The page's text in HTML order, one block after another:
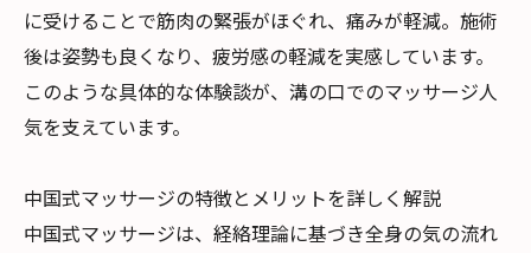
に受けることで筋肉の緊張がほぐれ、痛みが軽減。施術
後は姿勢も良くなり、疲労感の軽減を実感しています。
このような具体的な体験談が、溝の口でのマッサージ人
気を支えています。
中国式マッサージの特徴とメリットを詳しく解説
中国式マッサージは、経絡理論に基づき全身の気の流れ